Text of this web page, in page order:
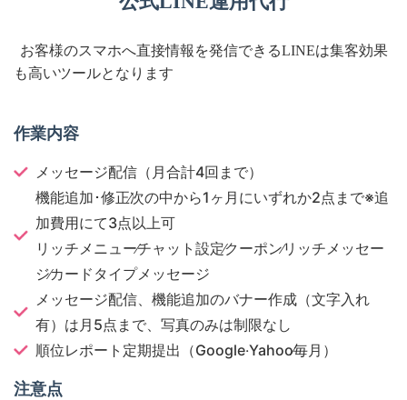
お客様のスマホへ直接情報を発信できるLINEは集客効果
も高いツールとなります
作業内容
メッセージ配信（月合計4回まで）
機能追加･修正∕次の中から1ヶ月にいずれか2点まで※追
加費用にて3点以上可
リッチメニュー∕チャット設定∕クーポン∕リッチメッセー
ジ∕カードタイプメッセージ
メッセージ配信、機能追加のバナー作成（文字入れ
有）は月5点まで、写真のみは制限なし
順位レポート定期提出（Google‧Yahoo∕毎月）
注意点